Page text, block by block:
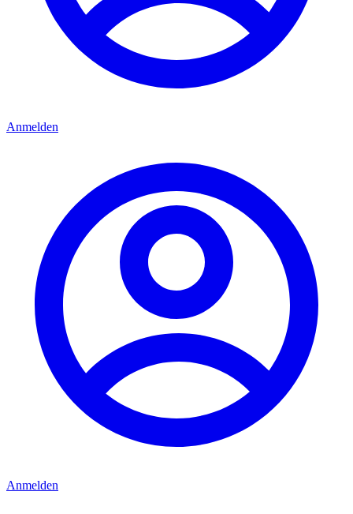
Anmelden
Anmelden